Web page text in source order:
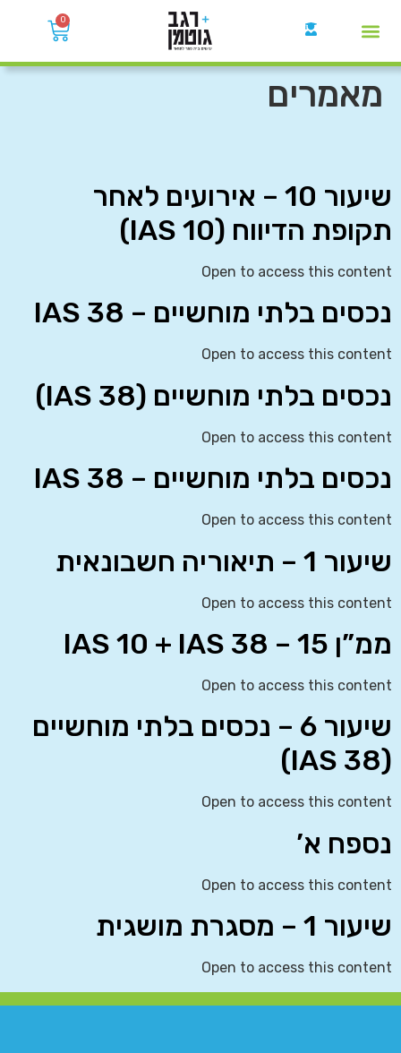
0
מאמרים
שיעור 10 – אירועים לאחר
תקופת הדיווח (IAS 10)
Open to access this content
נכסים בלתי מוחשיים – IAS 38
Open to access this content
נכסים בלתי מוחשיים (IAS 38)
Open to access this content
נכסים בלתי מוחשיים – IAS 38
Open to access this content
שיעור 1 – תיאוריה חשבונאית
Open to access this content
ממ”ן 15 – IAS 10 + IAS 38
Open to access this content
שיעור 6 – נכסים בלתי מוחשיים
(IAS 38)
Open to access this content
נספח א’
Open to access this content
שיעור 1 – מסגרת מושגית
Open to access this content